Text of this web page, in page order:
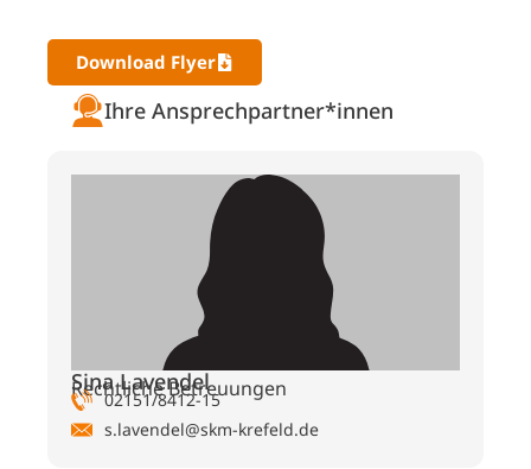
Download Flyer
Ihre Ansprechpartner*innen
Sina Lavendel
Rechtliche Betreuungen
02151/8412-15
s.lavendel@skm-krefeld.de